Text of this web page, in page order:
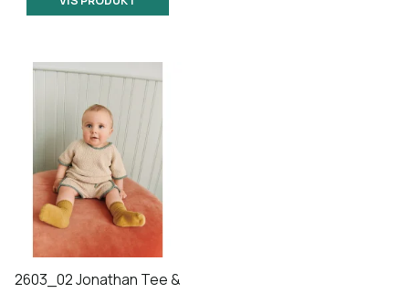
2603_02 Jonathan Tee &